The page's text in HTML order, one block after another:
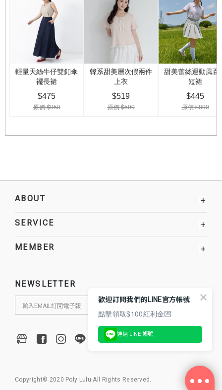
ABOUT +
SERVICE +
MEMBER +
NEWSLETTER
Copyright© 2020 Poly Lulu All Rights Reserved.
歡迎訂閱我們的LINE官方帳號
點擊領取$100紅利金💌
連結 LINE 帳號